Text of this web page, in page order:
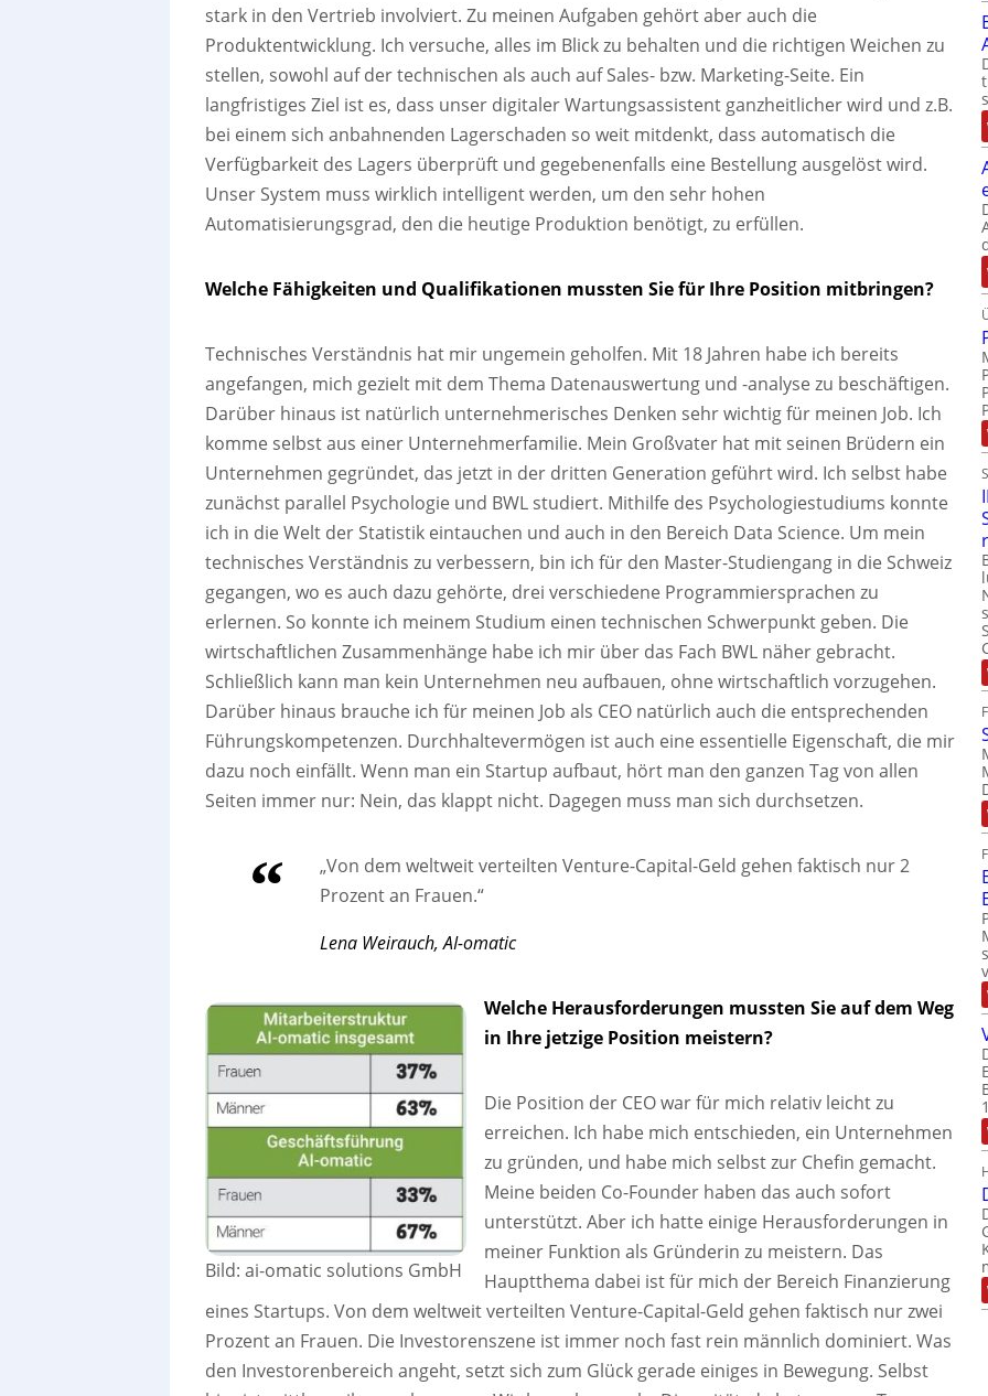
stark in den Vertrieb involviert. Zu meinen Aufgaben gehört aber auch die
Produktentwicklung. Ich versuche, alles im Blick zu behalten und die richtigen Weichen zu
stellen, sowohl auf der technischen als auch auf Sales- bzw. Marketing-Seite. Ein
langfristiges Ziel ist es, dass unser digitaler Wartungsassistent ganzheitlicher wird und z.B.
bei einem sich anbahnenden Lagerschaden so weit mitdenkt, dass automatisch die
Verfügbarkeit des Lagers überprüft und gegebenenfalls eine Bestellung ausgelöst wird.
Unser System muss wirklich intelligent werden, um den sehr hohen
Automatisierungsgrad, den die heutige Produktion benötigt, zu erfüllen.
Welche Fähigkeiten und Qualifikationen mussten Sie für Ihre Position mitbringen?
Technisches Verständnis hat mir ungemein geholfen. Mit 18 Jahren habe ich bereits
angefangen, mich gezielt mit dem Thema Datenauswertung und -analyse zu beschäftigen.
Darüber hinaus ist natürlich unternehmerisches Denken sehr wichtig für meinen Job. Ich
komme selbst aus einer Unternehmerfamilie. Mein Großvater hat mit seinen Brüdern ein
Unternehmen gegründet, das jetzt in der dritten Generation geführt wird. Ich selbst habe
zunächst parallel Psychologie und BWL studiert. Mithilfe des Psychologiestudiums konnte
ich in die Welt der Statistik eintauchen und auch in den Bereich Data Science. Um mein
technisches Verständnis zu verbessern, bin ich für den Master-Studiengang in die Schweiz
gegangen, wo es auch dazu gehörte, drei verschiedene Programmiersprachen zu
erlernen. So konnte ich meinem Studium einen technischen Schwerpunkt geben. Die
wirtschaftlichen Zusammenhänge habe ich mir über das Fach BWL näher gebracht.
Schließlich kann man kein Unternehmen neu aufbauen, ohne wirtschaftlich vorzugehen.
Darüber hinaus brauche ich für meinen Job als CEO natürlich auch die entsprechenden
Führungskompetenzen. Durchhaltevermögen ist auch eine essentielle Eigenschaft, die mir
dazu noch einfällt. Wenn man ein Startup aufbaut, hört man den ganzen Tag von allen
Seiten immer nur: Nein, das klappt nicht. Dagegen muss man sich durchsetzen.
„Von dem weltweit verteilten Venture-Capital-Geld gehen faktisch nur 2
Prozent an Frauen.“
Lena Weirauch, AI-omatic
Bild: ai-omatic solutions GmbH
Welche Herausforderungen mussten Sie auf dem Weg
in Ihre jetzige Position meistern?
Die Position der CEO war für mich relativ leicht zu
erreichen. Ich habe mich entschieden, ein Unternehmen
zu gründen, und habe mich selbst zur Chefin gemacht.
Meine beiden Co-Founder haben das auch sofort
unterstützt. Aber ich hatte einige Herausforderungen in
meiner Funktion als Gründerin zu meistern. Das
Hauptthema dabei ist für mich der Bereich Finanzierung
eines Startups. Von dem weltweit verteilten Venture-Capital-Geld gehen faktisch nur zwei
Prozent an Frauen. Die Investorenszene ist immer noch fast rein männlich dominiert. Was
den Investorenbereich angeht, setzt sich zum Glück gerade einiges in Bewegung. Selbst